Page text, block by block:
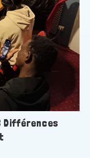
Différences